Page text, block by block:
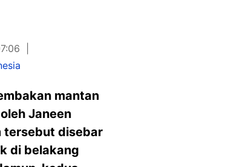
mantan
Janeen
tersebut disebar
di belakang